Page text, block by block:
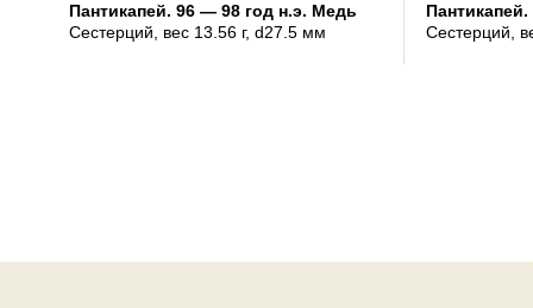
Пантикапей. 96 — 98 год н.э. Медь
Сестерций , вес 13.56 г, d27.5 мм
Пантикапей.
Сестерций ,